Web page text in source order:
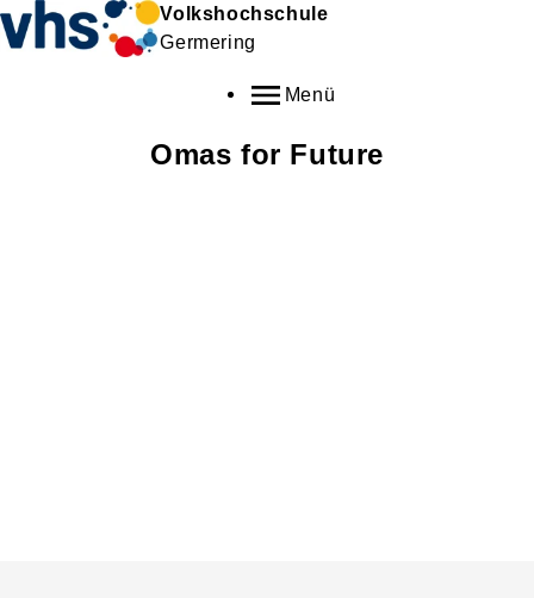
Volkshochschule
Germering
Menü
Omas for Future